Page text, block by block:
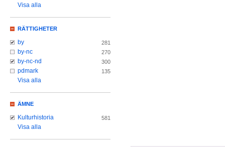
Visa alla
RÄTTIGHETER
by 281
by-nc 270
by-nc-nd 300
pdmark 135
Visa alla
ÄMNE
Kulturhistoria 581
Visa alla